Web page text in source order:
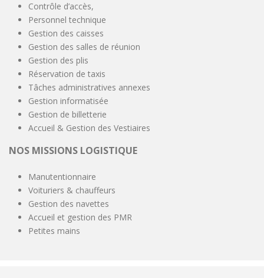
Contrôle d’accès,
Personnel technique
Gestion des caisses
Gestion des salles de réunion
Gestion des plis
Réservation de taxis
Tâches administratives annexes
Gestion informatisée
Gestion de billetterie
Accueil & Gestion des Vestiaires
NOS MISSIONS LOGISTIQUE
Manutentionnaire
Voituriers & chauffeurs
Gestion des navettes
Accueil et gestion des PMR
Petites mains